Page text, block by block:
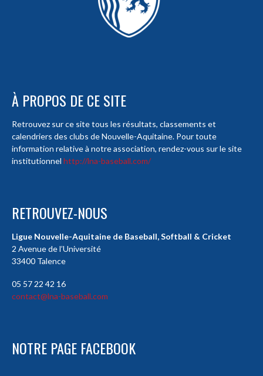
À PROPOS DE CE SITE
Retrouvez sur ce site tous les résultats, classements et
calendriers des clubs de Nouvelle-Aquitaine. Pour toute
information relative à notre association, rendez-vous sur le site
institutionnel http://lna-baseball.com/
RETROUVEZ-NOUS
Ligue Nouvelle-Aquitaine de Baseball, Softball & Cricket
2 Avenue de l’Université
33400 Talence
05 57 22 42 16
contact@lna-baseball.com
NOTRE PAGE FACEBOOK